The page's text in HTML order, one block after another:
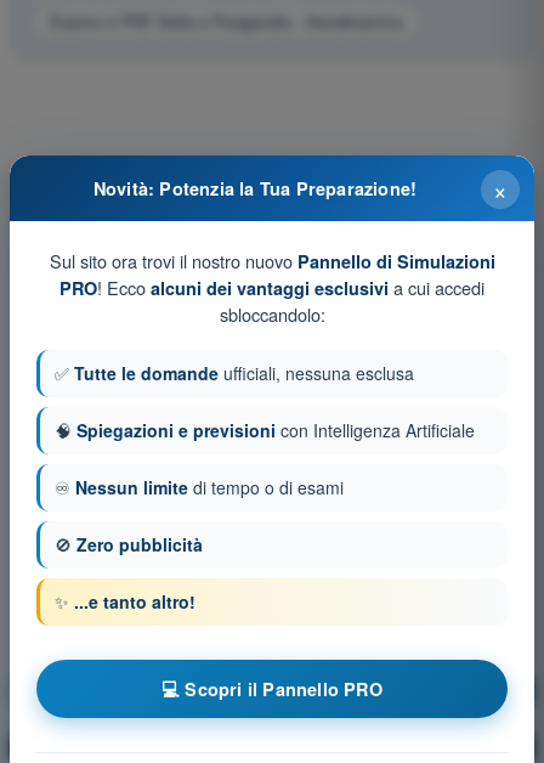
Esame in PDF Delta e Parapendio - Aerodinamica
Aerodinamica Allenamento!
🔒 Spiegazione domanda
×
Novità: Potenzia la Tua Preparazione!
Sul sito ora trovi il nostro nuovo Pannello di Simulazioni
PRO! Ecco alcuni dei vantaggi esclusivi a cui accedi
sbloccandolo:
✅ Tutte le domande ufficiali, nessuna esclusa
🧠 Spiegazioni e previsioni con Intelligenza Artificiale
♾️ Nessun limite di tempo o di esami
🚫 Zero pubblicità
✨ ...e tanto altro!
💻 Scopri il Pannello PRO